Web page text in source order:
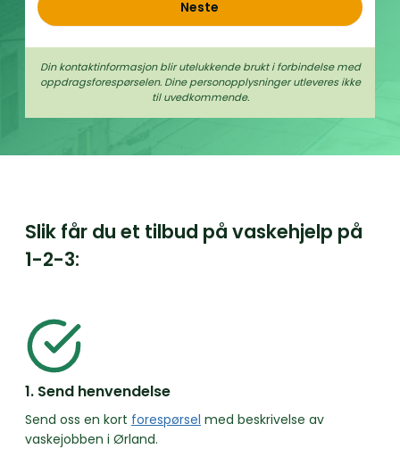
Neste
Din kontaktinformasjon blir utelukkende brukt i forbindelse med
oppdrags­forespørselen. Dine person­­opplysninger utleveres ikke
til uvedkommende.
Slik får du et tilbud på vaskehjelp på
1-2-3:
1. Send henvendelse
Send oss en kort forespørsel med beskrivelse av
vaskejobben i Ørland.